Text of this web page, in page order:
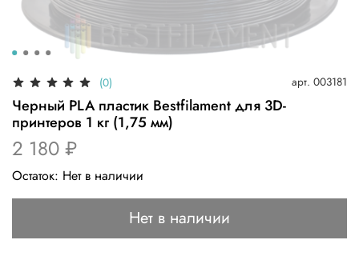
(0) арт. 003181
Черный PLA пластик Bestfilament для 3D-
принтеров 1 кг (1,75 мм)
2 180 ₽
Остаток: Нет в наличии
Нет в наличии